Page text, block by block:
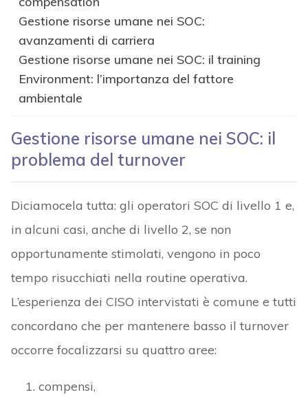
Gestione risorse umane nei SOC:
avanzamenti di carriera
Gestione risorse umane nei SOC: il training
Environment: l’importanza del fattore
ambientale
Gestione risorse umane nei SOC: il
problema del turnover
Diciamocela tutta: gli operatori SOC di livello 1 e,
in alcuni casi, anche di livello 2, se non
opportunamente stimolati, vengono in poco
tempo risucchiati nella routine operativa.
L’esperienza dei CISO intervistati è comune e tutti
concordano che per mantenere basso il turnover
occorre focalizzarsi su quattro aree:
compensi,